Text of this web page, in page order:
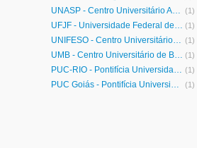
UNASP - Centro Universitário Adventista de São Paulo (1)
UFJF - Universidade Federal de Juiz de Fora (1)
UNIFESO - Centro Universitário Serra dos Órgãos (1)
UMB - Centro Universitário de Barra Mansa (1)
PUC-RIO - Pontifícia Universidade Católica do Rio de Janeiro (1)
PUC Goiás - Pontifícia Universidade Católica de Goiás (1)